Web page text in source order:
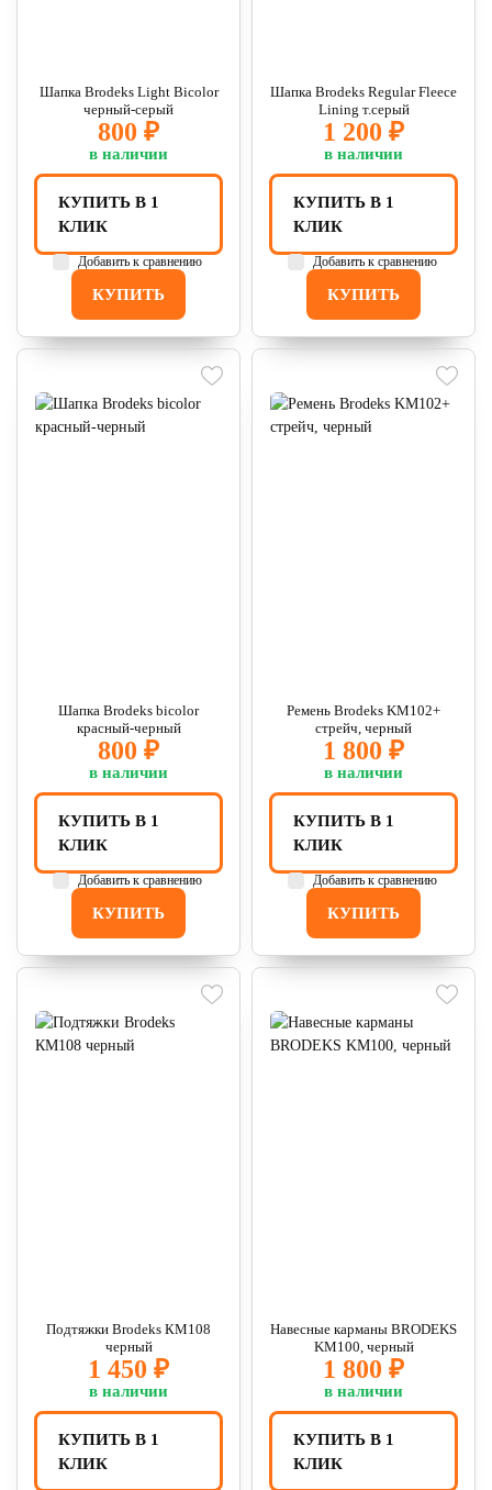
Шапка Brodeks Light Bicolor
черный-серый
800 ₽
в наличии
КУПИТЬ
КУПИТЬ В 1
КЛИК
Добавить к сравнению
Шапка Brodeks Regular Fleece
Lining т.серый
1 200 ₽
в наличии
КУПИТЬ
КУПИТЬ В 1
КЛИК
Добавить к сравнению
Шапка Brodeks bicolor
красный-черный
800 ₽
в наличии
КУПИТЬ
КУПИТЬ В 1
КЛИК
Добавить к сравнению
Ремень Brodeks KM102+
стрейч, черный
1 800 ₽
в наличии
КУПИТЬ
КУПИТЬ В 1
КЛИК
Добавить к сравнению
Подтяжки Brodeks КМ108
черный
1 450 ₽
в наличии
КУПИТЬ В 1
КЛИК
Навесные карманы BRODEKS
KM100, черный
1 800 ₽
в наличии
КУПИТЬ В 1
КЛИК